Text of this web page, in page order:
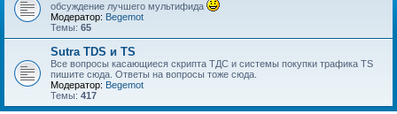
обсуждение лучшего мультифида
Модератор: Begemot
Темы: 65
Sutra TDS и TS
Все вопросы касающиеся скрипта ТДС и системы покупки трафика TS
пишите сюда. Ответы на вопросы тоже сюда.
Модератор: Begemot
Темы: 417